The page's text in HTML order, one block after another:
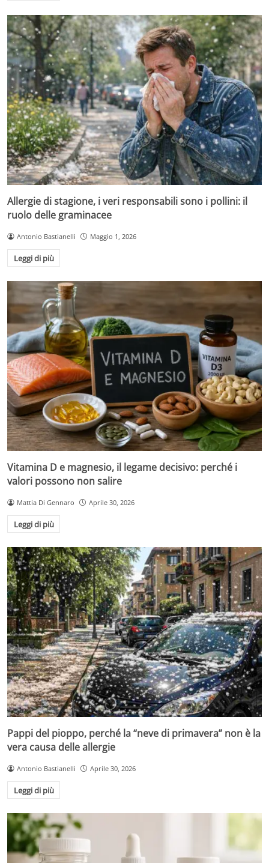
Allergie di stagione, i veri responsabili sono i pollini: il
ruolo delle graminacee
Antonio Bastianelli Maggio 1, 2026
Leggi di più
Vitamina D e magnesio, il legame decisivo: perché i
valori possono non salire
Mattia Di Gennaro Aprile 30, 2026
Leggi di più
Pappi del pioppo, perché la “neve di primavera” non è la
vera causa delle allergie
Antonio Bastianelli Aprile 30, 2026
Leggi di più